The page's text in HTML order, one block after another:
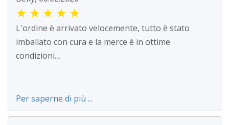
★ ★ ★ ★ ★
L'ordine è arrivato velocemente, tutto è stato
imballato con cura e la merce è in ottime
condizioni....
Per saperne di più ...